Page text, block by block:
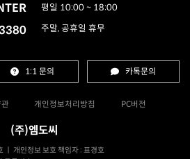
평일 10:00 ~ 18:00
주말, 공휴일 휴무
1:1 문의 카톡문의
개인정보처리방침 PC버전
(주)엠도씨
ㅣ 개인정보 보호 책임자 : 표경호